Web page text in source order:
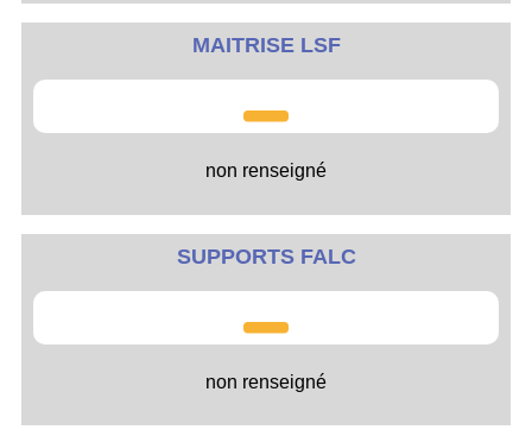
MAITRISE LSF
non renseigné
SUPPORTS FALC
non renseigné